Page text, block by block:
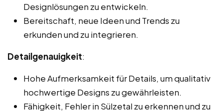
Designlösungen zu entwickeln.
Bereitschaft, neue Ideen und Trends zu
erkunden und zu integrieren.
Detailgenauigkeit:
Hohe Aufmerksamkeit für Details, um qualitativ
hochwertige Designs zu gewährleisten.
Fähigkeit, Fehler in Sülzetal zu erkennen und zu